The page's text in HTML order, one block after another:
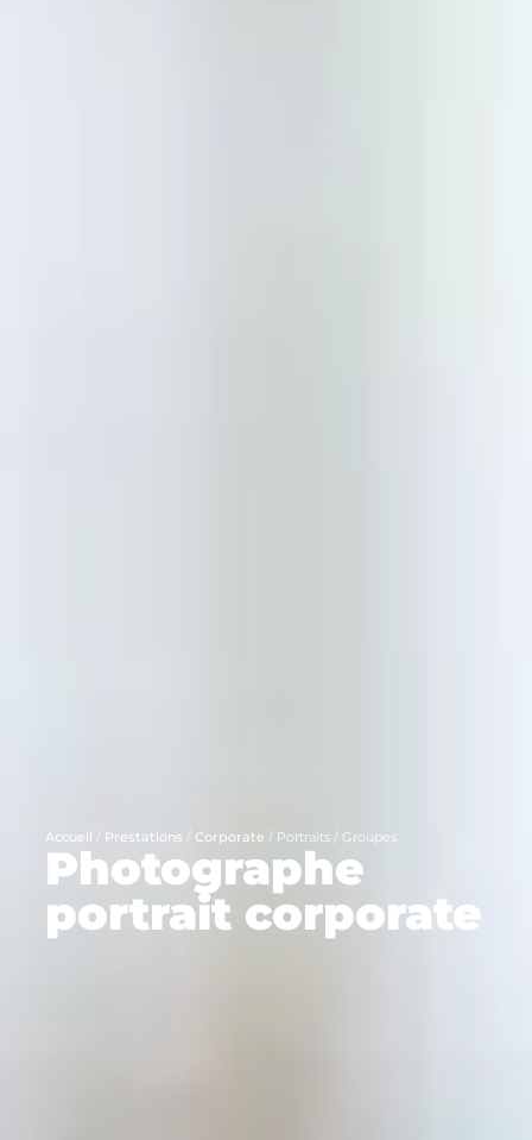
Accueil / Prestations / Corporate / Portraits / Groupes
Photographe
portrait corporate